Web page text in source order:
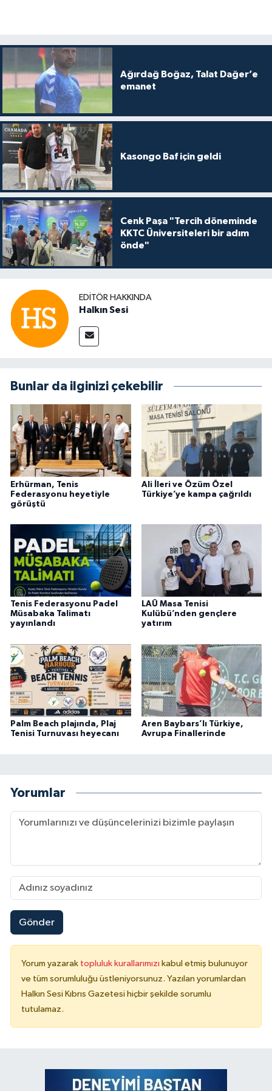
Ağırdağ Boğaz, Talat Dağer’e
emanet
Kasongo Baf için geldi
Cenk Paşa "Tercih döneminde
KKTC Üniversiteleri bir adım
önde"
EDITÖR HAKKINDA
Halkın Sesi
Bunlar da ilginizi çekebilir
Erhürman, Tenis
Federasyonu heyetiyle
görüştü
Ali İleri ve Özüm Özel
Türkiye’ye kampa çağrıldı
Tenis Federasyonu Padel
Müsabaka Talimatı
yayınlandı
LAÜ Masa Tenisi
Kulübü’nden gençlere
yatırım
Palm Beach plajında, Plaj
Tenisi Turnuvası heyecanı
Aren Baybars’lı Türkiye,
Avrupa Finallerinde
Yorumlar
Gönder
Yorum yazarak topluluk kurallarımızı kabul etmiş bulunuyor
ve tüm sorumluluğu üstleniyorsunuz. Yazılan yorumlardan
Halkın Sesi Kıbrıs Gazetesi hiçbir şekilde sorumlu
tutulamaz.